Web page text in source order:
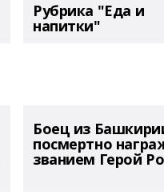
Рубрика "Еда и
напитки"
Боец из
посмертно
званием Герой